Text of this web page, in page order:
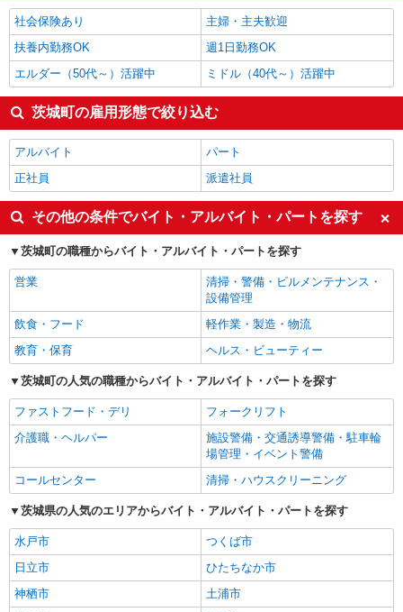
介護職・ヘルパー1,400円
茨城町の他の職種の平均時給を見る
社会保険あり
主婦・主夫歓迎
扶養内勤務OK
週1日勤務OK
エルダー（50代～）活躍中
ミドル（40代～）活躍中
茨城町の雇用形態で絞り込む
アルバイト
パート
正社員
派遣社員
その他の条件でバイト・アルバイト・パートを探す
茨城町の職種からバイト・アルバイト・パートを探す
営業
清掃・警備・ビルメンテナンス・
設備管理
飲食・フード
軽作業・製造・物流
教育・保育
ヘルス・ビューティー
茨城町の人気の職種からバイト・アルバイト・パートを探す
ファストフード・デリ
フォークリフト
介護職・ヘルパー
施設警備・交通誘導警備・駐車輪
場管理・イベント警備
コールセンター
清掃・ハウスクリーニング
茨城県の人気のエリアからバイト・アルバイト・パートを探す
水戸市
つくば市
日立市
ひたちなか市
神栖市
土浦市